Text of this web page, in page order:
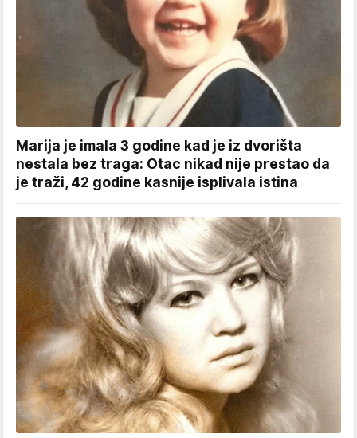
Marija je imala 3 godine kad je iz dvorišta
nestala bez traga: Otac nikad nije prestao da
je traži, 42 godine kasnije isplivala istina